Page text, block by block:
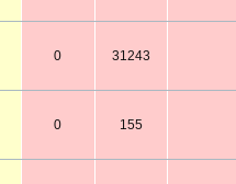
0 31243
0 155